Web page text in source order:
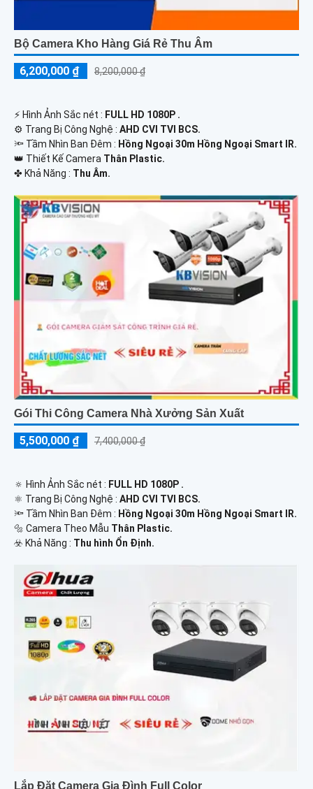
Bộ Camera Kho Hàng Giá Rẻ Thu Âm
6,200,000 ₫ 8,200,000 ₫
️⚡ Hình Ảnh Sắc nét : FULL HD 1080P .
⚙ Trang Bị Công Nghệ : AHD CVI TVI BCS.
🔦 Tầm Nhìn Ban Đêm : Hồng Ngoại 30m Hồng Ngoại Smart IR.
👑 Thiết Kế Camera Thân Plastic.
️✤ Khả Năng : Thu Âm.
Gói Thi Công Camera Nhà Xưởng Sản Xuất
5,500,000 ₫ 7,400,000 ₫
🔅 Hình Ảnh Sắc nét : FULL HD 1080P .
⚛️ Trang Bị Công Nghệ : AHD CVI TVI BCS.
🔦 Tầm Nhìn Ban Đêm : Hồng Ngoại 30m Hồng Ngoại Smart IR.
🔩 Camera Theo Mẫu Thân Plastic.
️☣️ Khả Năng : Thu hình Ổn Định.
Lắp Đặt Camera Gia Đình Full Color